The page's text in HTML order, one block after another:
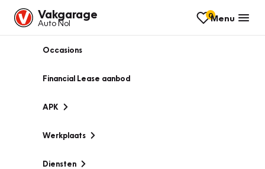
Vakgarage
Auto Nol
0Menu
Occasions
Financial Lease aanbod
APK
Werkplaats
Diensten